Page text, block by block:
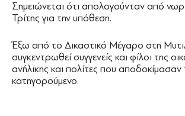
Σημειώνεται ότι απολογούνταν από
Τρίτης για την υπόθεση.
Έξω από το Δικαστικό Μέγαρο στη
συγκεντρωθεί συγγενείς και φίλοι της
ανήλικης και πολίτες που αποδοκίμασαν
κατηγορούμενο.